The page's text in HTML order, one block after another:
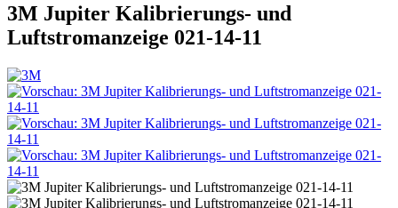
3M Jupiter Kalibrierungs- und
Luftstromanzeige 021-14-11